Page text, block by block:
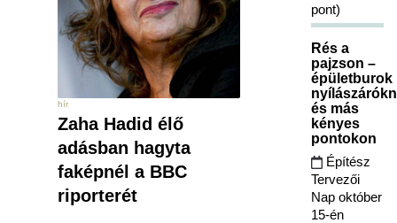
hír
Zaha Hadid élő
adásban hagyta
faképnél a BBC
riporterét
pont)
Rés a
pajzson –
épületburok
és más
kényes
pontokon
Építész
Tervezői
Nap október
15-én